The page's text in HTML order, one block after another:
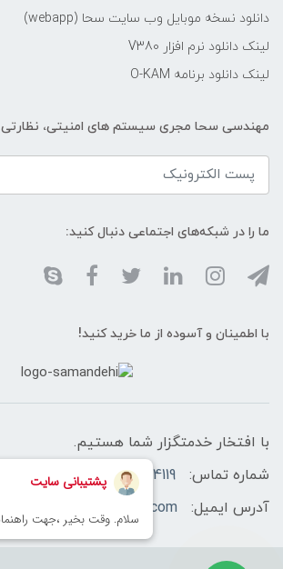
دانلود نسخه موبایل وب سایت سحا (webapp)
لینک دانلود نرم افزار V380
لینک دانلود برنامه O-KAM
مهندسی سحا مجری سیستم های امنیتی، نظارتی
ما را در شبکه‌های اجتماعی دنبال کنید:
با اطمینان و آسوده از ما خرید کنید!
با افتخار خدمتگزار شما هستیم.
شماره تماس:
02166460758-02166174119 -09128433566
آدرس ایمیل:
info@sahasecurityshop.com